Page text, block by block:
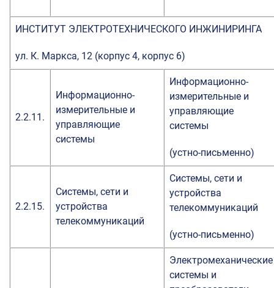
ИНСТИТУТ ЭЛЕКТРОТЕХНИЧЕСКОГО ИНЖИНИРИНГА
ул. К. Маркса, 12 (корпус 4, корпус 6)
2.2.11.
Информационно-
измерительные и
управляющие
системы
Информационно-
измерительные и
управляющие
системы
(устно-письменно)
2.2.15.
Системы, сети и
устройства
телекоммуникаций
Системы, сети и
устройства
телекоммуникаций
(устно-письменно)
Электромеханические
системы и